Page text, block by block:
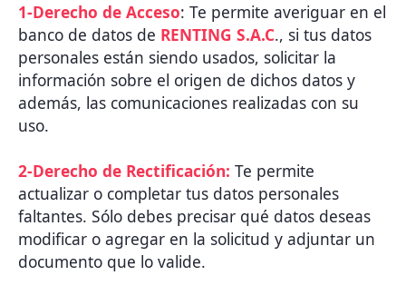
1-Derecho de Acceso: Te permite averiguar en el
banco de datos de RENTING S.A.C., si tus datos
personales están siendo usados, solicitar la
información sobre el origen de dichos datos y
además, las comunicaciones realizadas con su
uso.
2-Derecho de Rectificación: Te permite
actualizar o completar tus datos personales
faltantes. Sólo debes precisar qué datos deseas
modificar o agregar en la solicitud y adjuntar un
documento que lo valide.